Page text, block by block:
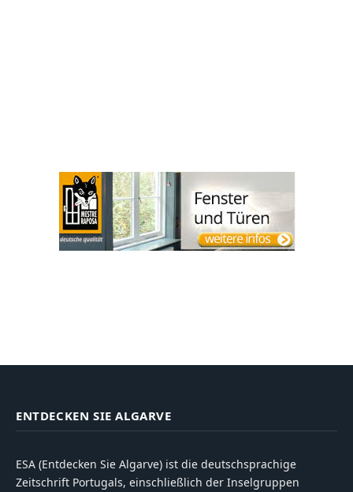
ENTDECKEN SIE ALGARVE
ESA (Entdecken Sie Algarve) ist die deutschsprachige
Zeitschrift Portugals, einschließlich der Inselgruppen